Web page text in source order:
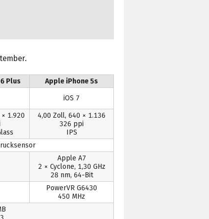
Plus
Apple iPhone 5s
iOS 7
1.920
4,00 Zoll, 640 × 1.136
326 ppi
IPS
Apple A7
2 × Cyclone, 1,30 GHz
28 nm, 64-Bit
PowerVR G6430
450 MHz